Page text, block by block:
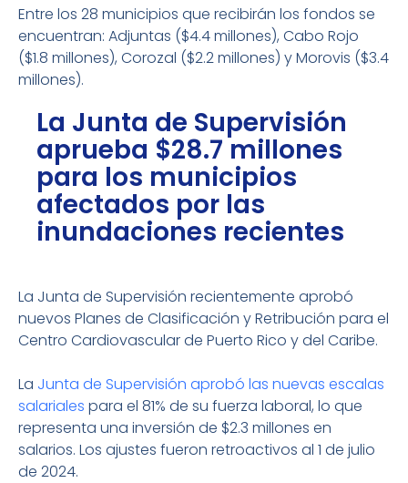
Entre los 28 municipios que recibirán los fondos se
encuentran: Adjuntas ($4.4 millones), Cabo Rojo
($1.8 millones), Corozal ($2.2 millones) y Morovis ($3.4
millones).
La Junta de Supervisión
aprueba $28.7 millones
para los municipios
afectados por las
inundaciones recientes
La Junta de Supervisión recientemente aprobó
nuevos Planes de Clasificación y Retribución para el
Centro Cardiovascular de Puerto Rico y del Caribe.
La Junta de Supervisión aprobó las nuevas escalas
salariales para el 81% de su fuerza laboral, lo que
representa una inversión de $2.3 millones en
salarios. Los ajustes fueron retroactivos al 1 de julio
de 2024.